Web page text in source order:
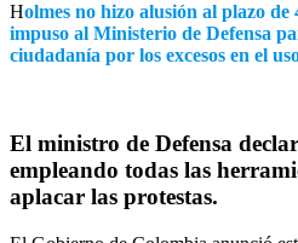
Holmes no hizo alusión al plazo
impuso al Ministerio de Defensa
ciudadanía por los excesos en el
El ministro de Defensa
empleando todas las
aplacar las protestas.